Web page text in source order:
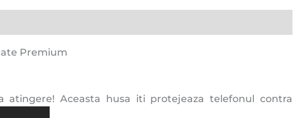
Premium
Aceasta husa iti protejeaza telefonul contra